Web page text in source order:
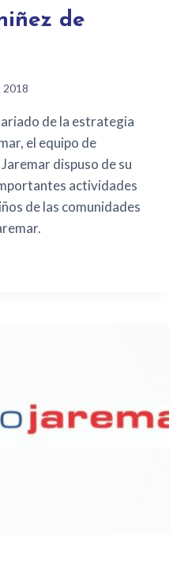
de
2018
de la estrategia
el equipo de
dispuso de su
actividades
de las comunidades